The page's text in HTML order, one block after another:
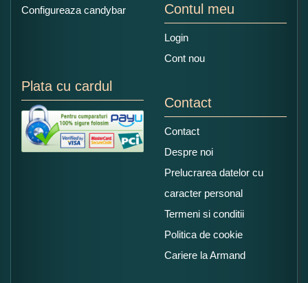
Configureaza candybar Contul meu
Login
Cont nou
Plata cu cardul
Contact
Contact
Despre noi
Prelucrarea datelor cu
caracter personal
Termeni si conditii
Politica de cookie
Cariere la Armand